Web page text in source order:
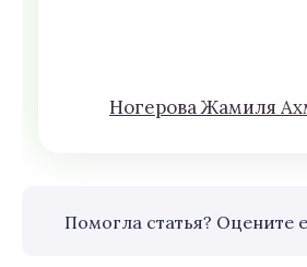
Нoгeрова Жaмиля
Помогла статья? Оцените